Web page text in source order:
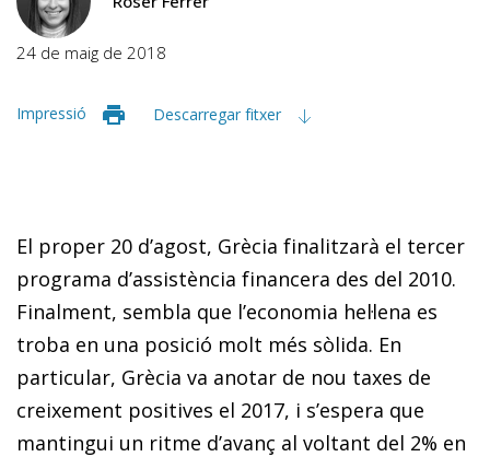
24 de maig de 2018
Impressió Descarregar fitxer
El proper 20 d’agost, Grècia finalitzarà el tercer
programa d’assistència financera des del 2010.
Finalment, sembla que l’economia hel·lena es
troba en una posició molt més sòlida. En
particular, Grècia va anotar de nou taxes de
creixement positives el 2017, i s’espera que
mantingui un ritme d’avanç al voltant del 2% en